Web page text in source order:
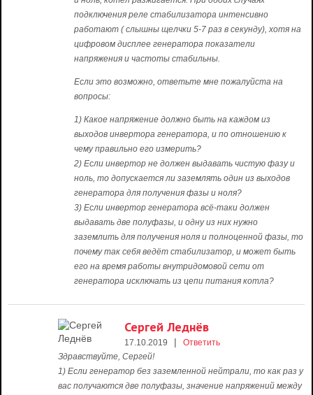
подключения реле стабилизатора интенсивно
работают ( слышны щелчки 5-7 раз в секунду), хотя на
цифровом дисплее генератора показатели
напряжения и частоты стабильны.
Если это возможно, ответьте мне пожалуйста на
вопросы:
1) Какое напряжение должно быть на каждом из
выходов инвертора генератора, и по отношению к
чему правильно его измерить?
2) Если инвертор не должен выдавать чистую фазу и
ноль, то допускается ли заземлять один из выходов
генератора для получения фазы и ноля?
3) Если инвертор генератора всё-таки должен
выдавать две полуфазы, и одну из них нужно
заземлить для получения ноля и полноценной фазы, то
почему так себя ведёт стабилизатор, и может быть
его на время работы внутридомовой сети от
генератора исключать из цепи питания котла?
Сергей Леднёв
17.10.2019 |
Ответить
Здравствуйте, Сергей!
1) Если генератор без заземленной нейтрали, то как раз у
вас получаются две полуфазы, значение напряжений между